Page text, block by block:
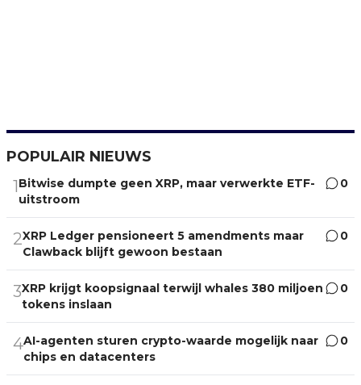
POPULAIR NIEUWS
1Bitwise dumpte geen XRP, maar verwerkte ETF-
uitstroom
0
2XRP Ledger pensioneert 5 amendments maar
Clawback blijft gewoon bestaan
0
3XRP krijgt koopsignaal terwijl whales 380 miljoen
tokens inslaan
0
4AI-agenten sturen crypto-waarde mogelijk naar
chips en datacenters
0